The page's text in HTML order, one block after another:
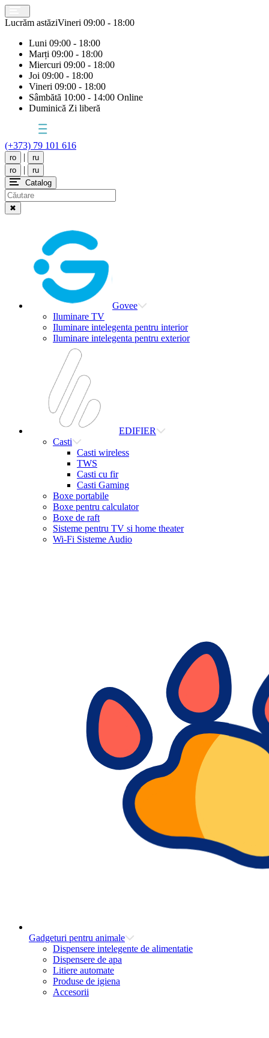
Lucrăm astăziVineri 09:00 - 18:00
Luni 09:00 - 18:00
Marți 09:00 - 18:00
Miercuri 09:00 - 18:00
Joi 09:00 - 18:00
Vineri 09:00 - 18:00
Sâmbătă 10:00 - 14:00 Online
Duminică Zi liberă
(+373) 79 101 616
ro |
ru
ro
|
ru
Catalog
✖
Govee
Iluminare TV
Iluminare intelegenta pentru interior
Iluminare intelegenta pentru exterior
EDIFIER
Casti
Casti wireless
TWS
Casti cu fir
Casti Gaming
Boxe portabile
Boxe pentru calculator
Boxe de raft
Sisteme pentru TV si home theater
Wi-Fi Sisteme Audio
Gadgeturi pentru animale
Dispensere intelegente de alimentatie
Dispensere de apa
Litiere automate
Produse de igiena
Accesorii